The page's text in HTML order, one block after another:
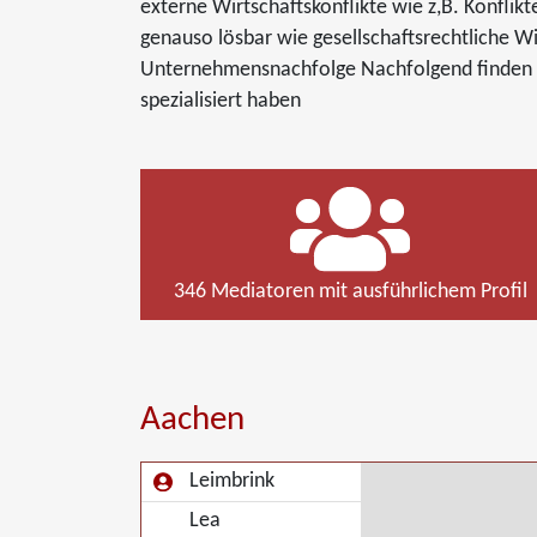
externe Wirtschaftskonflikte wie z,B.
genauso lösbar wie gesellschaftsrechtliche
Unternehmensnachfolge Nachfolgend
spezialisiert haben
346 Mediatoren mit ausführlichem Profil
Aachen
Leimbrink
Lea